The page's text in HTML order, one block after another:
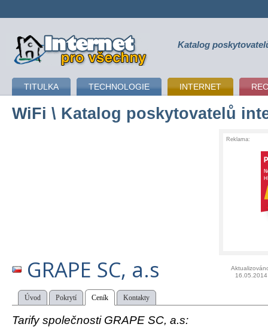
připojení k internetu Katalog
TITULKA TECHNOLOGIE INTERNET
WiFi \ Katalog poskytovatelů
Reklama:
GRAPE SC, a.s
16.05.2014
Úvod Pokrytí Ceník Kontakty
Tarify společnosti GRAPE SC, a.s: